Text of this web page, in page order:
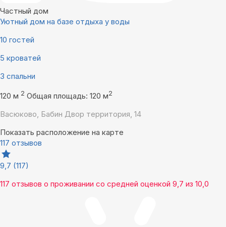
Частный дом
Уютный дом на базе отдыха у воды
10 гостей
5 кроватей
3 спальни
120 м 2 Общая площадь: 120 м2
Васюково, Бабин Двор территория, 14
Показать расположение на карте
117 отзывов
9,7 (117)
117 отзывов о проживании со средней оценкой 9,7 из 10,0